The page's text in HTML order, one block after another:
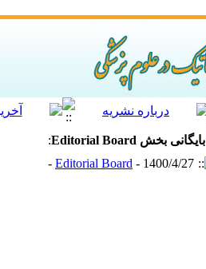
بایگانی بخش Editorial Board
:
Editorial Board - 1400/4/27 -